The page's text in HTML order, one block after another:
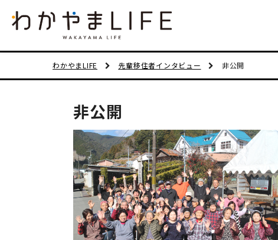
わかやまLIFE 先輩移住者インタビュー 非公開
非公開